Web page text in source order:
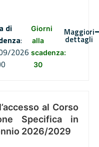
di
:
2026
Giorni
alla
scadenza:
30
Maggiori
dettagli
al Corso
Specifica in
2026/2029